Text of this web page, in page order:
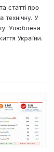
статті про
технічну. У
Улюблена
України.